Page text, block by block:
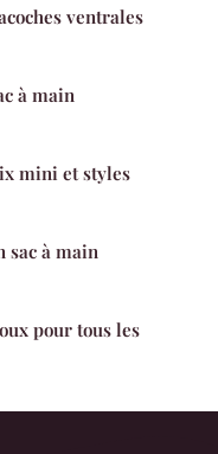
ventrales
à main
mini et styles
sac à main
pour tous les